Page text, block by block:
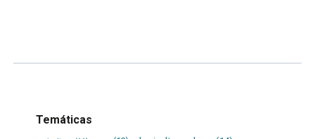
Temáticas